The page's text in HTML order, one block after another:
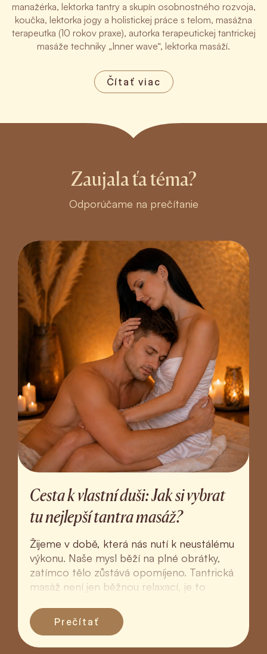
manažérka, lektorka tantry a skupín osobnostného rozvoja,
koučka, lektorka jogy a holistickej práce s telom, masážna
terapeutka (10 rokov praxe), autorka terapeutickej tantrickej
masáže techniky „Inner wave“, lektorka masáží.
Čítať viac
Zaujala ťa téma?
Odporúčame na prečítanie
Cesta k vlastní duši: Jak si vybrat
tu nejlepší tantra masáž?
Žijeme v době, která nás nutí k neustálému
výkonu. Naše mysl běží na plné obrátky,
zatímco tělo zůstává opomíjeno. Tantrická
masáž není jen běžnou relaxací, je to
Prečítať